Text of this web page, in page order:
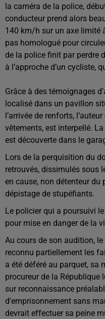
la caméra de la police,
conducteur prend alors
140 km/h sur un axe limité
pas homologué pour
de la police finit par perdre
à l’approche d’un cycliste,
Grâce à des témoignages
localisé dans un pavillon
l’arrivée de renforts,
vêtements, est interpellé.
est découverte dans le
Lors de la perquisition du
retrouvés, dissimulés sous
en cause, non détenteur du
dépistage de stupéfiants.
Le policier qui a poursuivi
pour mise en danger de la
Au cours de son audition,
reconnu partiellement les
a été déféré au parquet, sa
procureur de la République
sur reconnaissance
d'emprisonnement sans
devrait effectuer sa peine